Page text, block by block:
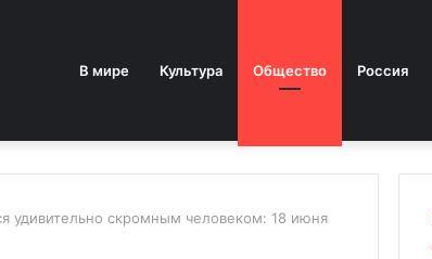
В мире Культура Общество Россия
удивительно скромным человеком: 18 июня